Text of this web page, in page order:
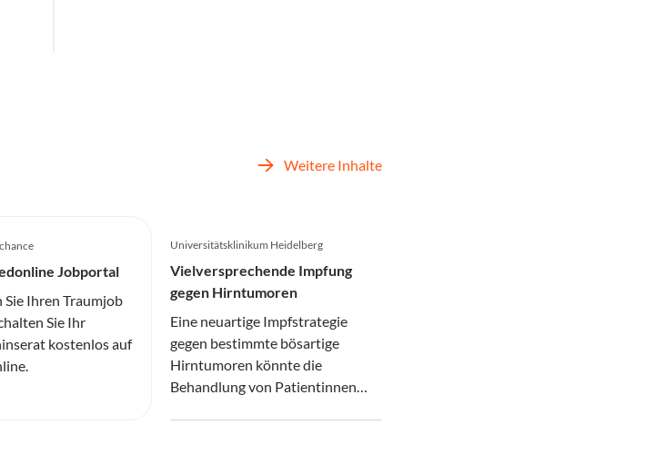
Weitere Inhalte
Jobportal
Sie Ihren Traumjob
Sie Ihr
kostenlos auf
Universitätsklinikum Heidelberg
Vielversprechende Impfung
gegen Hirntumoren
Eine neuartige Impfstrategie
gegen bestimmte bösartige
Hirntumoren könnte die
Behandlung von Patientinnen